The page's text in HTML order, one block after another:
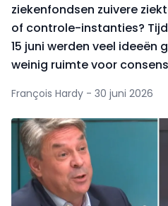
ziekenfondsen zuivere
of controle-instanties?
15 juni werden veel ideeën
weinig ruimte voor
François Hardy - 30 juni 2026